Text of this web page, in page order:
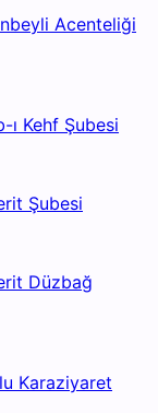
Acenteliği
ı Kehf Şubesi
Şubesi
Düzbağ
Karaziyaret